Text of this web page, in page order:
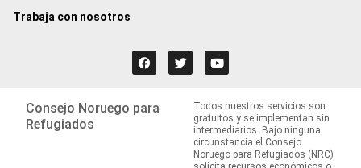
Trabaja con nosotros
Consejo Noruego para
Refugiados
Todos nuestros servicios son
gratuitos y se implementan sin
intermediarios. Bajo ninguna
circunstancia el Consejo
Noruego para Refugiados (NRC)